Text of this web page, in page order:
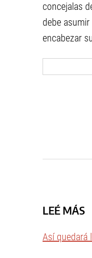
concejalas
debe
encabezar
LEÉ MÁS
Así quedará